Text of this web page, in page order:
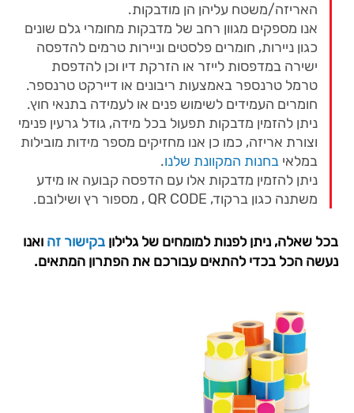
האריזה/משטח עליהן הן מודבקות.
אנו מספקים מגוון רחב של מדבקות מחומרי גלם שונים
כגון ניירות, חומרים פלסטים וניירות טרמים להדפסה
ישירה במדפסות לייזר או הזרקת דיו וכן להדפסת
טרמל טרנספר באמצעות ריבונים או דיירקט טרנספר.
חומרים העמידים לשימוש פנים או לעמידה בתנאי חוץ.
ניתן להזמין מדבקות תפעול בכל מידה, גודל גרעין פנימי
וצורת אריזה, כמו כן אנו מחזיקים מספר מידות מובילות
במלאיבחנות המקוונת שלנו.
ניתן להזמין מדבקות אלו עם הדפסה קבועה או מידע
משתנה כגון ברקוד, QR CODE , מספור רץ ושילובם.
בכל שאלה, ניתן לפנות למומחים של גלילון בקישור זה ואנו
נעשה הכל בכדי להתאים עבורכם את הפתרון המתאים.